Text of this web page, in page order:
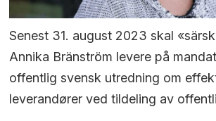
Senest 31. august 2023 skal
Annika Bränström levere på
offentlig svensk utredning om
leverandører ved tildeling av